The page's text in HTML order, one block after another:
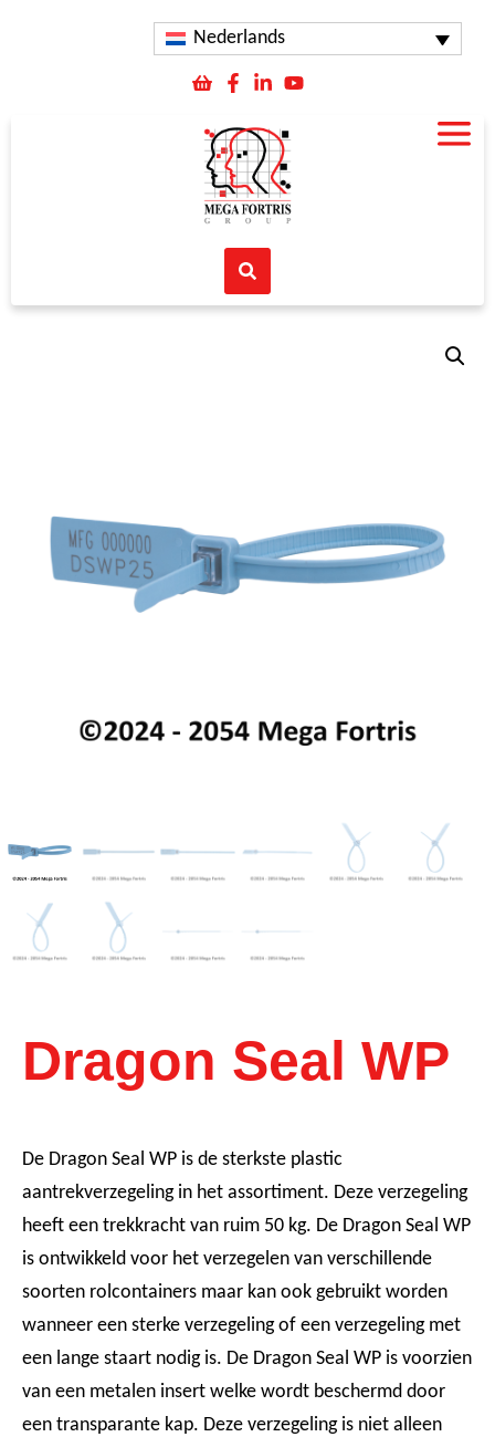
Nederlands
Dragon Seal WP
De Dragon Seal WP is de sterkste plastic
aantrekverzegeling in het assortiment. Deze verzegeling
heeft een trekkracht van ruim 50 kg. De Dragon Seal WP
is ontwikkeld voor het verzegelen van verschillende
soorten rolcontainers maar kan ook gebruikt worden
wanneer een sterke verzegeling of een verzegeling met
een lange staart nodig is. De Dragon Seal WP is voorzien
van een metalen insert welke wordt beschermd door
een transparante kap. Deze verzegeling is niet alleen